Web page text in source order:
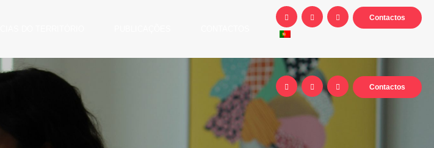
Contactos
Contactos